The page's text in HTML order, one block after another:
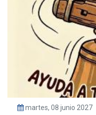
martes, 08 junio 2027